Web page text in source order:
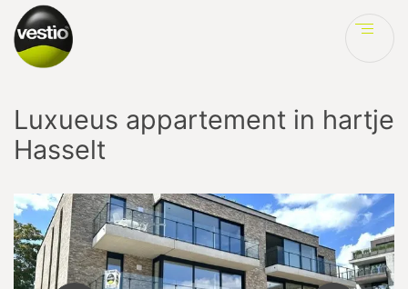
Luxueus appartement in hartje
Hasselt